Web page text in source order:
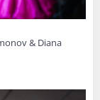
& Diana